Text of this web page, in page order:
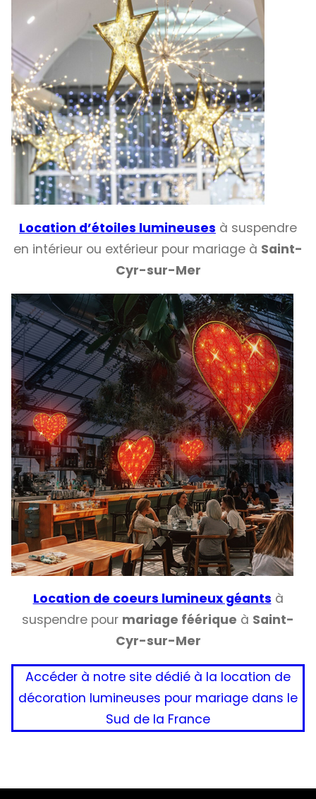
Location d’étoiles lumineuses à suspendre
en intérieur ou extérieur pour mariage à Saint-
Cyr-sur-Mer
Location de coeurs lumineux géants à
suspendre pour mariage féérique à Saint-
Cyr-sur-Mer
Accéder à notre site dédié à la location de
décoration lumineuses pour mariage dans le
Sud de la France